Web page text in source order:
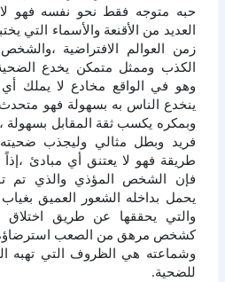
حبه متوجه فقط نحو نفسه فهو
العديد من الأقنعة والأسماء التي
زمن العوالم الافتراضية
الكذب وممثل متمكن يخدع
وهو في الواقع مخادع لا يملك
ينخدع الناس به بسهولة فهو متحدث
وبمكره يكسب ثقة المقابل
فريد وبطل مثالي وليجذب ضحيته
طريقة فهو لا يعتنق أي مبادئ
فإن الشخص المؤذي والذي تم
يحمل بداخله الشعور العميق بغياب
والتي يحققها عن طريق اختلاق
كشخص مرهق من الصعب استرضاؤه
وشماعته هي الظروف التي تهبه
للضحية.